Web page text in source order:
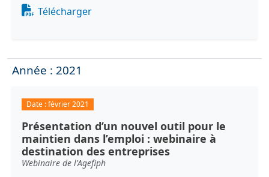
Document
Télécharger
Année : 2021
Date :février 2021
Présentation d’un nouvel outil pour le
maintien dans l’emploi : webinaire à
destination des entreprises
Webinaire de l'Agefiph